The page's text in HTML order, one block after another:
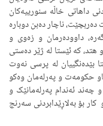
داهاتی خاڵە سنورییەکان
ناچار دەبن دوبارە
داوودەرمان و زەوی و
کە ئێستا لە ژێر دەستی
بێدەنگییان لە پرسی نەوت
حکومەت و پەرلەمان وەکو
ئەندام پەرلەمانێک و
بۆ بەلاڕێدابردنی سەرنج